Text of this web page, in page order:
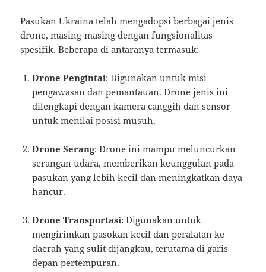
Pasukan Ukraina telah mengadopsi berbagai jenis
drone, masing-masing dengan fungsionalitas
spesifik. Beberapa di antaranya termasuk:
Drone Pengintai: Digunakan untuk misi
pengawasan dan pemantauan. Drone jenis ini
dilengkapi dengan kamera canggih dan sensor
untuk menilai posisi musuh.
Drone Serang: Drone ini mampu meluncurkan
serangan udara, memberikan keunggulan pada
pasukan yang lebih kecil dan meningkatkan daya
hancur.
Drone Transportasi: Digunakan untuk
mengirimkan pasokan kecil dan peralatan ke
daerah yang sulit dijangkau, terutama di garis
depan pertempuran.